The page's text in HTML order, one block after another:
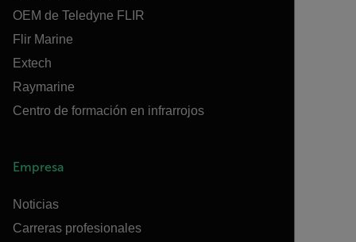
OEM de Teledyne FLIR
Flir Marine
Extech
Raymarine
Centro de formación en infrarrojos
Empresa
Noticias
Carreras profesionales